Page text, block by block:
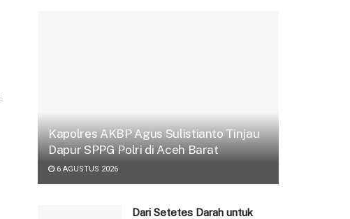
Kapolres AKBP Agus Sulistianto Tinjau
Dapur SPPG Polri di Aceh Barat
6 AGUSTUS 2026
Dari Setetes Darah untuk